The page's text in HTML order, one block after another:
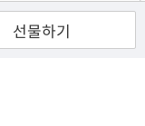
선물하기